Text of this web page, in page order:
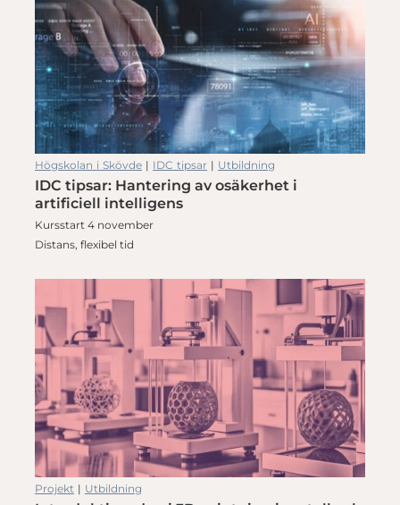
Högskolan i Skövde | IDC tipsar | Utbildning
IDC tipsar: Hantering av osäkerhet i
artificiell intelligens
Kursstart 4 november
Distans, flexibel tid
Projekt | Utbildning